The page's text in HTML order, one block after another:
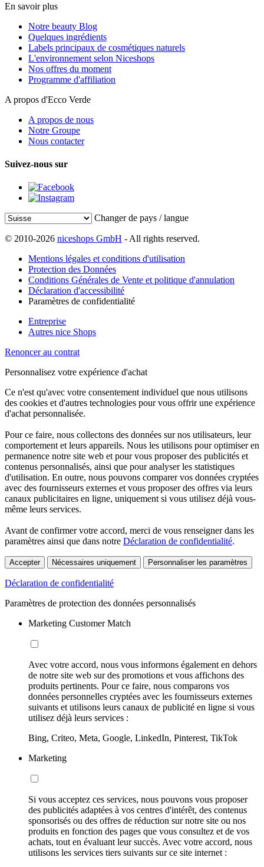
En savoir plus
Notre beauty Blog
Quelques ingrédients
Labels principaux de cosmétiques naturels
L'environnement selon Niceshops
Nos offres du moment
Programme d'affiliation
A propos d'Ecco Verde
A propos de nous
Notre Groupe
Nous contacter
Suivez-nous sur
Changer de pays / langue
© 2010-2026 niceshops GmbH - All rights reserved.
Mentions légales et conditions d'utilisation
Protection des Données
Conditions Générales de Vente et politique d'annulation
Déclaration d'accessibilité
Paramètres de confidentialité
Entreprise
Autres nice Shops
Renoncer au contrat
Personnalisez votre expérience d'achat
Ce n'est qu'avec votre consentement individuel que nous utilisons
des cookies et d'autres technologies pour vous offrir une expérience
d'achat personnalisée.
Pour ce faire, nous collectons des données sur nos utilisateurs, leur
comportement et leurs appareils. Nous les utilisons pour optimiser en
permanence notre site web et pour vous proposer des publicités et
contenus personnalisés, ainsi que pour analyser les statistiques
d'utilisation. En outre, nous pouvons comparer vos données cryptées
avec des fournisseurs externes et vous proposer des offres via leurs
canaux publicitaires en ligne, uniquement si vous utilisez déjà vous-
même leurs services.
Avant de confirmer votre accord, merci de vous renseigner dans les
paramètres ainsi que dans notre Déclaration de confidentialité.
Accepter Nécessaires uniquement Personnaliser les paramètres
Déclaration de confidentialité
Paramètres de protection des données personnalisés
Marketing Customer Match
Avec votre accord, nous vous informons également en dehors
de notre site web sur des promotions et vous affichons des
produits pertinents. Pour ce faire, nous comparons vos
données personnelles cryptées avec les fournisseurs externes
suivants et utilisons leurs canaux de publicité en ligne si vous
utilisez déjà leurs services :
Bing, Criteo, Meta, Google, LinkedIn, Pinterest, TikTok
Marketing
Si vous acceptez ces services, nous pouvons vous proposer
des publicités adaptées à vos centres d'intérêt, des contenus
sponsorisés ou des offres de réduction sur notre site ou nos
produits en fonction des pages que vous consultez et de vos
achats, tout en évaluant leur succès. Avec votre accord, nous
utilisons les services tiers suivants sur ce site internet :